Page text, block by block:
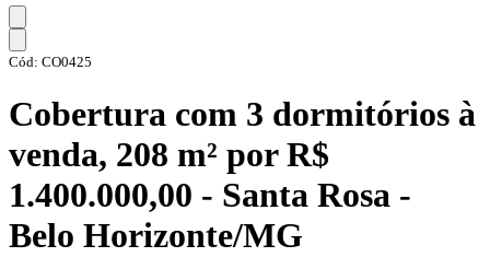
Cód: CO0425
Cobertura com 3 dormitórios à
venda, 208 m² por R$
1.400.000,00 - Santa Rosa -
Belo Horizonte/MG